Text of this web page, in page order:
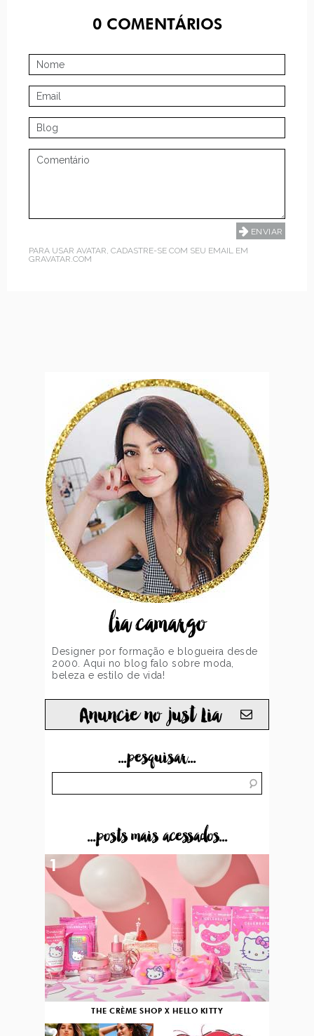
0COMENTÁRIOS
PARA USAR AVATAR, CADASTRE-SE COM SEU EMAIL EM
GRAVATAR.COM
lia camargo
Designer por formação e blogueira desde
2000. Aqui no blog falo sobre moda,
beleza e estilo de vida!
Anuncie no just Lia
...pesquisar...
...posts mais acessados...
THE CRÈME SHOP X HELLO KITTY
1